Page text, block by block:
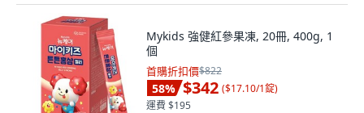
Mykids 強健紅參果凍, 20冊, 400g, 1
個
首購折扣價$822
58% $342 ($17.10/1錠)
運費 $195